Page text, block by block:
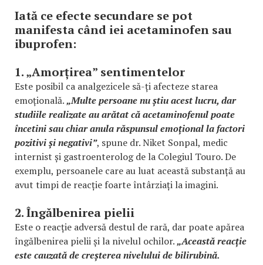
Iată ce efecte secundare se pot
manifesta când iei acetaminofen sau
ibuprofen:
1. „Amorțirea” sentimentelor
Este posibil ca analgezicele să-ți afecteze starea
emoțională.„Multe persoane nu știu acest lucru, dar
studiile realizate au arătat că acetaminofenul poate
încetini sau chiar anula răspunsul emoțional la factori
pozitivi și negativi”, spune dr. Niket Sonpal, medic
internist și gastroenterolog de la Colegiul Touro. De
exemplu, persoanele care au luat această substanță au
avut timpi de reacție foarte întârziați la imagini.
2. Îngălbenirea pielii
Este o reacție adversă destul de rară, dar poate apărea
îngălbenirea pielii și la nivelul ochilor.„Această reacție
este cauzată de creșterea nivelului de bilirubină.